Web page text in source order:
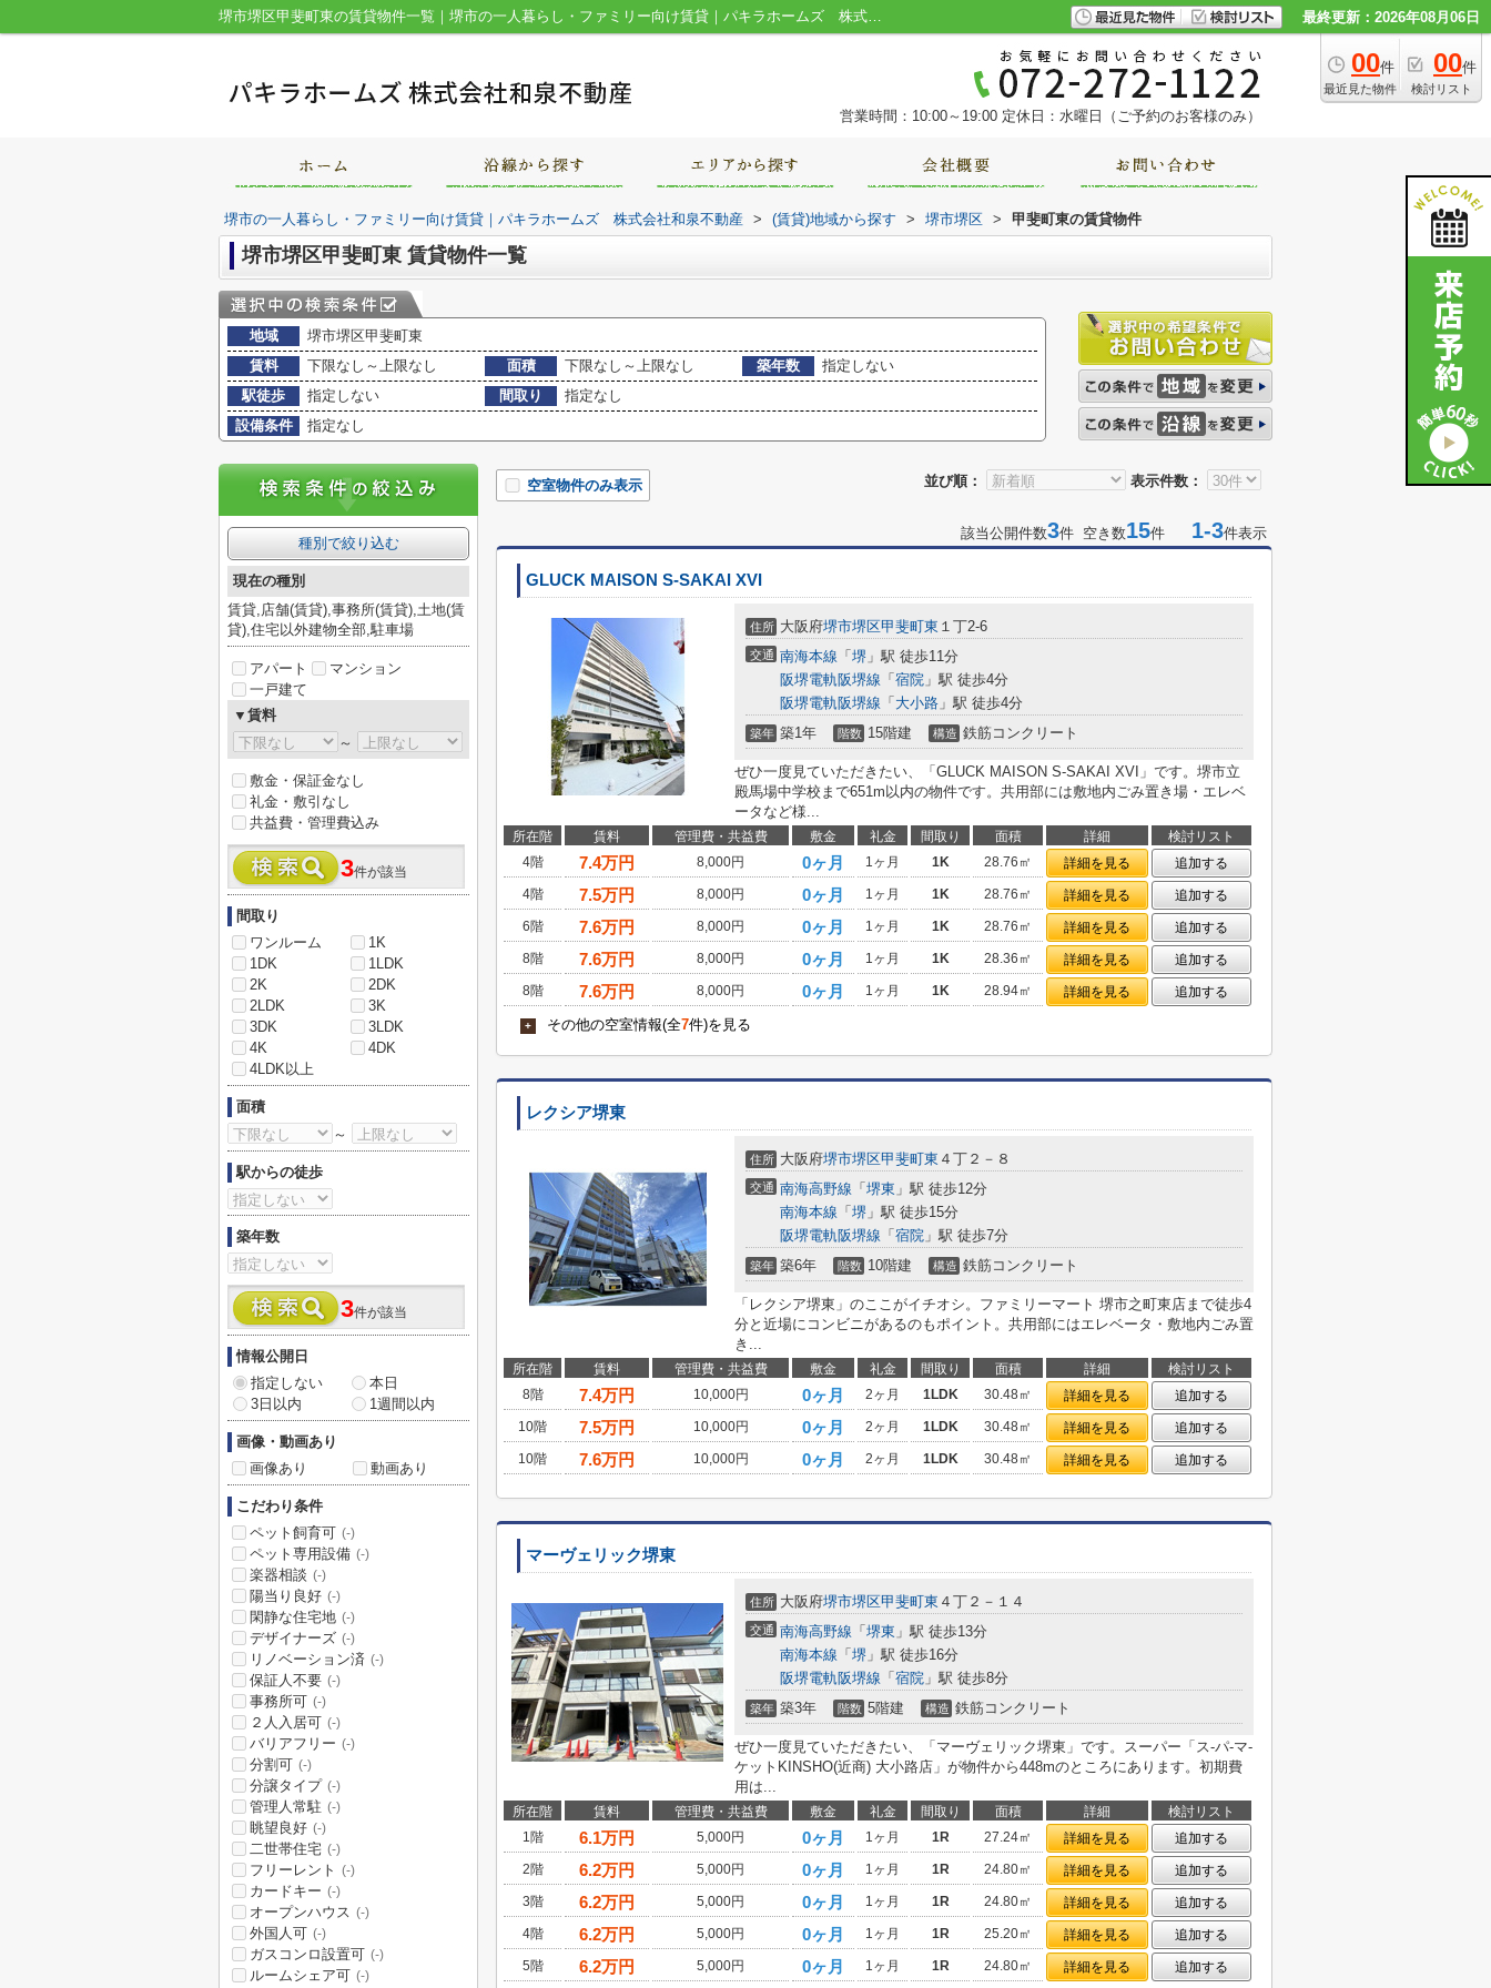
堺市堺区甲斐町東の賃貸物件一覧｜堺市の一人暮らし・ファミリー向け賃貸｜パキラホームズ 株式会社和泉不動産 最終更新：2026年08月06日
00件
最近見た物件
00件
検討リスト
営業時間：10:00～19:00 定休日：水曜日（ご予約のお客様のみ）
堺市の一人暮らし・ファミリー向け賃貸｜パキラホームズ 株式会社和泉不動産 > (賃貸)地域から探す > 堺市堺区 > 甲斐町東の賃貸物件
堺市堺区甲斐町東 賃貸物件一覧
地域
堺市堺区甲斐町東
賃料
下限なし～上限なし 面積 下限なし～上限なし 築年数
指定しない
駅徒歩
指定しない 間取り
指定なし
設備条件
指定なし
並び順： 表示件数：
空室物件のみ表示
該当公開件数3件 空き数15件 1-3件表示
GLUCK MAISON S-SAKAI XVI
住所 大阪府堺市堺区甲斐町東 １丁2-6
交通 南海本線 「 堺 」駅 徒歩11分
阪堺電軌阪堺線 「 宿院 」駅 徒歩4分
阪堺電軌阪堺線 「 大小路 」駅 徒歩4分
築年 築1年 階数 15階建 構造 鉄筋コンクリート
ぜひ一度見ていただきたい、「GLUCK MAISON S-SAKAI XVI」です。堺市立
殿馬場中学校まで651m以内の物件です。共用部には敷地内ごみ置き場・エレベ
ータなど様...
所在階 賃料 管理費・共益費 敷金 礼金 間取り 面積 詳細
検討リスト
4階
7.4万円 8,000円 0ヶ月 1ヶ月 1K 28.76㎡ 詳細を見る
追加する
4階
7.5万円 8,000円 0ヶ月 1ヶ月 1K 28.76㎡ 詳細を見る
追加する
6階
7.6万円 8,000円 0ヶ月 1ヶ月 1K 28.76㎡ 詳細を見る
追加する
8階
7.6万円 8,000円 0ヶ月 1ヶ月 1K 28.36㎡ 詳細を見る
追加する
8階
7.6万円 8,000円 0ヶ月 1ヶ月 1K 28.94㎡ 詳細を見る 追加する
+ その他の空室情報(全7件)を見る
レクシア堺東
住所 大阪府堺市堺区甲斐町東 ４丁２－８
交通 南海高野線 「 堺東 」駅 徒歩12分
南海本線 「 堺 」駅 徒歩15分
阪堺電軌阪堺線 「 宿院 」駅 徒歩7分
築年 築6年 階数 10階建 構造 鉄筋コンクリート
「レクシア堺東」のここがイチオシ。ファミリーマート 堺市之町東店まで徒歩4
分と近場にコンビニがあるのもポイント。共用部にはエレベータ・敷地内ごみ置
き...
所在階 賃料 管理費・共益費 敷金 礼金 間取り 面積 詳細
検討リスト
8階
7.4万円 10,000円 0ヶ月 2ヶ月 1LDK 30.48㎡ 詳細を見る
追加する
10階
7.5万円 10,000円 0ヶ月 2ヶ月 1LDK 30.48㎡ 詳細を見る
追加する
10階
7.6万円 10,000円 0ヶ月 2ヶ月 1LDK 30.48㎡ 詳細を見る 追加する
マーヴェリック堺東
住所 大阪府堺市堺区甲斐町東 ４丁２－１４
交通 南海高野線 「 堺東 」駅 徒歩13分
南海本線 「 堺 」駅 徒歩16分
阪堺電軌阪堺線 「 宿院 」駅 徒歩8分
築年 築3年 階数 5階建 構造 鉄筋コンクリート
ぜひ一度見ていただきたい、「マーヴェリック堺東」です。スーパー「ス-パ-マ-
ケットKINSHO(近商) 大小路店」が物件から448mのところにあります。初期費
用は...
所在階 賃料 管理費・共益費 敷金 礼金 間取り 面積 詳細
検討リスト
1階
6.1万円 5,000円 0ヶ月 1ヶ月 1R 27.24㎡ 詳細を見る
追加する
2階
6.2万円 5,000円 0ヶ月 1ヶ月 1R 24.80㎡ 詳細を見る
追加する
3階
6.2万円 5,000円 0ヶ月 1ヶ月 1R 24.80㎡ 詳細を見る
追加する
4階
6.2万円 5,000円 0ヶ月 1ヶ月 1R 25.20㎡ 詳細を見る
追加する
5階
6.2万円 5,000円 0ヶ月 1ヶ月 1R 24.80㎡ 詳細を見る 追加する
種別で絞り込む
現在の種別
賃貸,店舗(賃貸),事務所(賃貸),土地(賃
貸),住宅以外建物全部,駐車場
アパート
マンション
一戸建て
▼賃料
～
敷金・保証金なし
礼金・敷引なし
共益費・管理費込み
3件が該当
間取り
ワンルーム
1K
1DK
1LDK
2K
2DK
2LDK
3K
3DK
3LDK
4K
4DK
4LDK以上
面積
～
駅からの徒歩
築年数
3件が該当
情報公開日
指定しない
本日
3日以内
1週間以内
画像・動画あり
画像あり
動画あり
こだわり条件
ペット飼育可 (-)
ペット専用設備 (-)
楽器相談 (-)
陽当り良好 (-)
閑静な住宅地 (-)
デザイナーズ (-)
リノベーション済 (-)
保証人不要 (-)
事務所可 (-)
２人入居可 (-)
バリアフリー (-)
分割可 (-)
分譲タイプ (-)
管理人常駐 (-)
眺望良好 (-)
二世帯住宅 (-)
フリーレント (-)
カードキー (-)
オープンハウス (-)
外国人可 (-)
ガスコンロ設置可 (-)
ルームシェア可 (-)